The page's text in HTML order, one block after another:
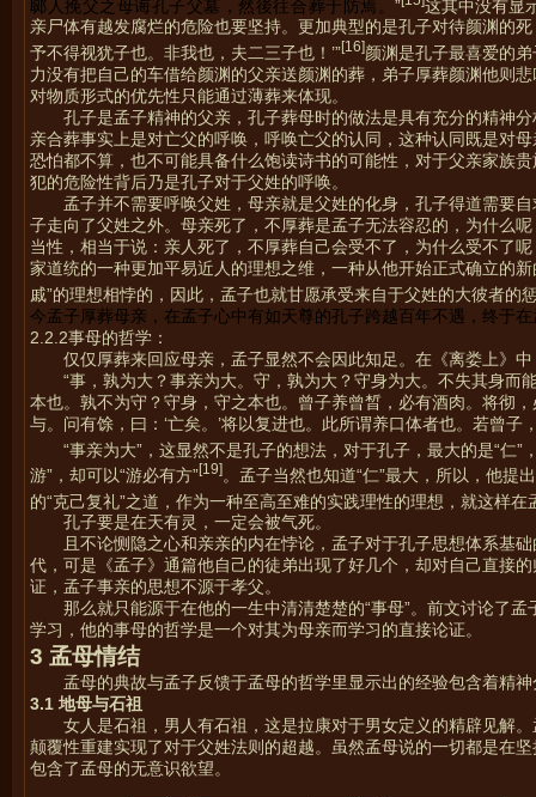
郰人挽父之母诲孔子父墓，然後往合葬于防焉。”
这其中没有显
亲尸体有越发腐烂的危险也要坚持。更加典型的是孔子对待颜渊的
予不得视犹子也。非我也，夫二三子也！’”[16]颜渊是孔子最喜爱的
力没有把自己的车借给颜渊的父亲送颜渊的葬，弟子厚葬颜渊他则
对物质形式的优先性只能通过薄葬来体现。
孔子是孟子精神的父亲，孔子葬母时的做法是具有充分的精神
亲合葬事实上是对亡父的呼唤，呼唤亡父的认同，这种认同既是对
恐怕都不算，也不可能具备什么饱读诗书的可能性，对于父亲家族
犯的危险性背后乃是孔子对于父姓的呼唤。
孟子并不需要呼唤父姓，母亲就是父姓的化身，孔子得道需要
子走向了父姓之外。母亲死了，不厚葬是孟子无法容忍的，为什么
当性，相当于说：亲人死了，不厚葬自己会受不了，为什么受不了
家道统的一种更加平易近人的理想之维，一种从他开始正式确立的
戚”的理想相悖的，因此，孟子也就甘愿承受来自于父姓的大彼者的
今孟子厚葬母亲，在孟子心中有如天尊的孔子跨越百年不遇，终于
2.2.2事母的哲学：
仅仅厚葬来回应母亲，孟子显然不会因此知足。在《离娄上》
“事，孰为大？事亲为大。守，孰为大？守身为大。不失其身
本也。孰不为守？守身，守之本也。曾子养曾晳，必有酒肉。将彻
与。问有馀，曰：‘亡矣。’将以复进也。此所谓养口体者也。若曾子
“事亲为大”，这显然不是孔子的想法，对于孔子，最大的是“仁”
游”，却可以“游必有方”[19] 。孟子当然也知道“仁”最大，所以，他提出
的“克己复礼”之道，作为一种至高至难的实践理性的理想，就这样在
孔子要是在天有灵，一定会被气死。
且不论恻隐之心和亲亲的内在悖论，孟子对于孔子思想体系基
代，可是《孟子》通篇他自己的徒弟出现了好几个，却对自己直接
证，孟子事亲的思想不源于孝父。
那么就只能源于在他的一生中清清楚楚的“事母”。前文讨论了
学习，他的事母的哲学是一个对其为母亲而学习的直接论证。
3 孟母情结
孟母的典故与孟子反馈于孟母的哲学里显示出的经验包含着精
3.1 地母与石祖
女人是石祖，男人有石祖，这是拉康对于男女定义的精辟见解
颠覆性重建实现了对于父姓法则的超越。虽然孟母说的一切都是在
包含了孟母的无意识欲望。